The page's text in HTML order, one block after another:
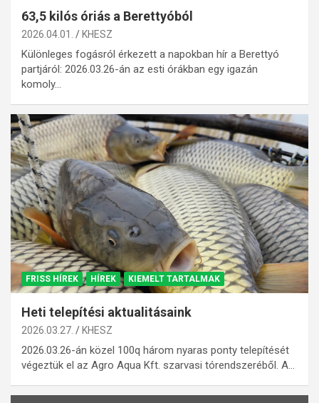
63,5 kilós óriás a Berettyóból
2026.04.01. KHESZ
Különleges fogásról érkezett a napokban hír a Berettyó
partjáról: 2026.03.26-án az esti órákban egy igazán
komoly…
FRISS HÍREK HÍREK KIEMELT TARTALMAK
Heti telepítési aktualitásaink
2026.03.27. KHESZ
2026.03.26-án közel 100q három nyaras ponty telepítését
végeztük el az Agro Aqua Kft. szarvasi tórendszeréből. A…